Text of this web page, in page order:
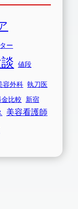
ー
値段
容外科 執刀医
金比較 新宿
美容看護師